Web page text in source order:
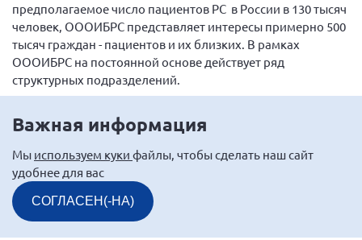
предполагаемое число пациентов РС в России в 130 тысяч
человек, ОООИБРС представляет интересы примерно 500
тысяч граждан - пациентов и их близких. В рамках
ОООИБРС на постоянной основе действует ряд
структурных подразделений.
В 2001 году было известно о 5000 пациентов. Из них
препараты, изменяющие течение рассеянного склероза
получали только 1500 человек. Сегодня, благодаря
усилиям ОООИБРС и вовлеченных ею в процесс
социальных партнеров, выявлено 60 000 пациентов. Из
них 24 000 обеспечены жизненно важными препаратами
(97,9% нуждающихся по показаниям).
Важная информация
Мы используем куки файлы, чтобы сделать наш сайт
удобнее для вас
СОГЛАСЕН(-НА)